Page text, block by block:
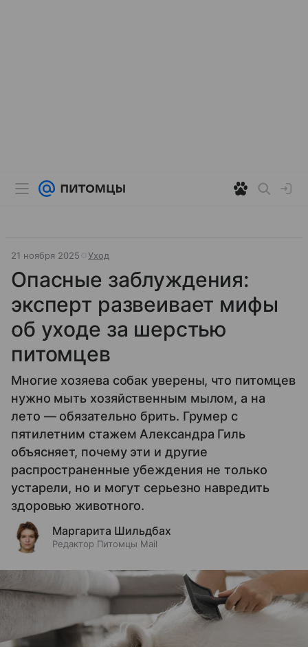
21 ноября 2025 Уход
Опасные заблуждения:
эксперт развеивает мифы
об уходе за шерстью
питомцев
Многие хозяева собак уверены, что питомцев
нужно мыть хозяйственным мылом, а на
лето — обязательно брить. Грумер с
пятилетним стажем Александра Гиль
объясняет, почему эти и другие
распространенные убеждения не только
устарели, но и могут серьезно навредить
здоровью животного.
Маргарита Шильдбах
Редактор Питомцы Mail